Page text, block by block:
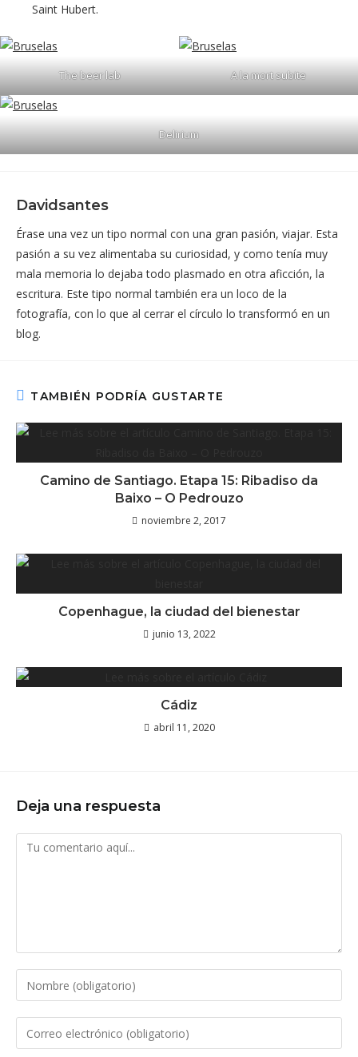
Saint Hubert.
The beer lab A la mort subite
Delirium
Davidsantes
Érase una vez un tipo normal con una gran pasión, viajar. Esta
pasión a su vez alimentaba su curiosidad, y como tenía muy
mala memoria lo dejaba todo plasmado en otra aficción, la
escritura. Este tipo normal también era un loco de la
fotografía, con lo que al cerrar el círculo lo transformó en un
blog.
TAMBIÉN PODRÍA GUSTARTE
Camino de Santiago. Etapa 15: Ribadiso da
Baixo – O Pedrouzo
noviembre 2, 2017
Copenhague, la ciudad del bienestar
junio 13, 2022
Cádiz
abril 11, 2020
Deja una respuesta
Comentario
Introduce
tu
nombre
Introduce
tu